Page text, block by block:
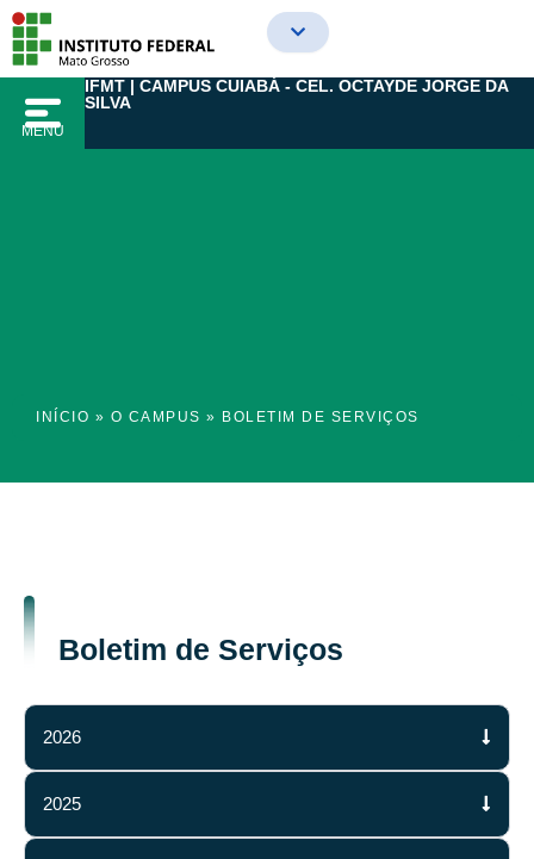
para
conteúdo
MENU
IFMT | CAMPUS CUIABÁ - CEL. OCTAYDE JORGE DA
SILVA
INÍCIO » O CAMPUS » BOLETIM DE SERVIÇOS
Boletim de Serviços
2026
2025